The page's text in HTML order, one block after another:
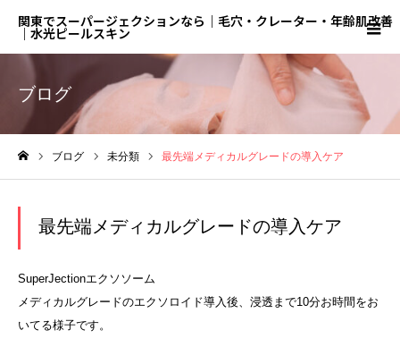
関東でスーパージェクションなら｜毛穴・クレーター・年齢肌改善
｜水光ピールスキン
ブログ
ブログ 未分類 最先端メディカルグレードの導入ケア
最先端メディカルグレードの導入ケア
SuperJectionエクソソーム
メディカルグレードのエクソロイド導入後、浸透まで10分お時間をお
いてる様子です。